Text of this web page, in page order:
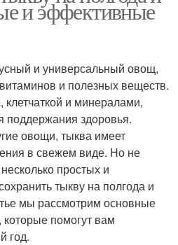
и эффективные
и универсальный овощ,
и полезных веществ.
и минералами,
поддержания здоровья.
овощи, тыква имеет
в свежем виде. Но не
простых и
тыкву на полгода и
мы рассмотрим основные
помогут вам
год.